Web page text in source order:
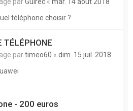
téléphone choisir ?
TÉLÉPHONE
partimeo60 « dim. 15 juil. 2018
- 200 euros